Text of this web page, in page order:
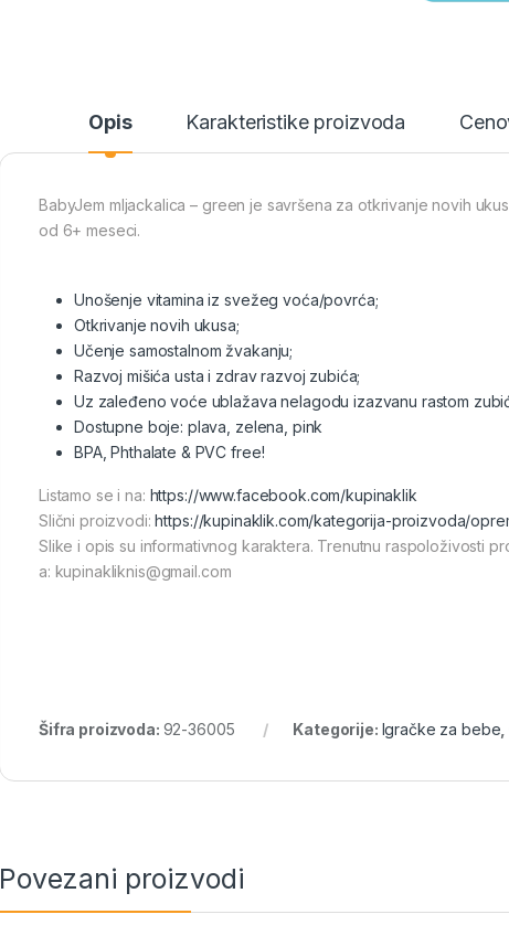
Opis Karakteristike proizvoda
BabyJem mljackalica – green je savršena za otkrivanje novih
od 6+ meseci.
Unošenje vitamina iz svežeg voća/povrća;
Otkrivanje novih ukusa;
Učenje samostalnom žvakanju;
Razvoj mišića usta i zdrav razvoj zubića;
Uz zaleđeno voće ublažava nelagodu izazvanu rastom
Dostupne boje: plava, zelena, pink
BPA, Phthalate & PVC free!
Listamo se i na: https://www.facebook.com/kupinaklik
Slični proizvodi:https://kupinaklik.com/kategorija-proizvoda/
Slike i opis su informativnog karaktera. Trenutnu raspoloživosti
a: kupinakliknis@gmail.com
Šifra proizvoda: 92-36005 Kategorije: Igračke za bebe
Povezani proizvodi